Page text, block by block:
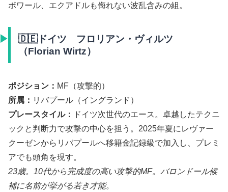
ボワール、エクアドルも侮れない波乱含みの組。
🇩🇪ドイツ フロリアン・ヴィルツ
（Florian Wirtz）
ポジション： MF（攻撃的）
所属： リバプール（イングランド）
プレースタイル：
ドイツ次世代のエース。卓越したテクニ
ックと判断力で攻撃の中心を担う。2025年夏にレヴァー
クーゼンからリバプールへ移籍金記録級で加入し、プレミ
アでも頭角を現す。
23歳。10代から完成度の高い攻撃的MF。バロンドール候
補に名前が挙がる若き才能。